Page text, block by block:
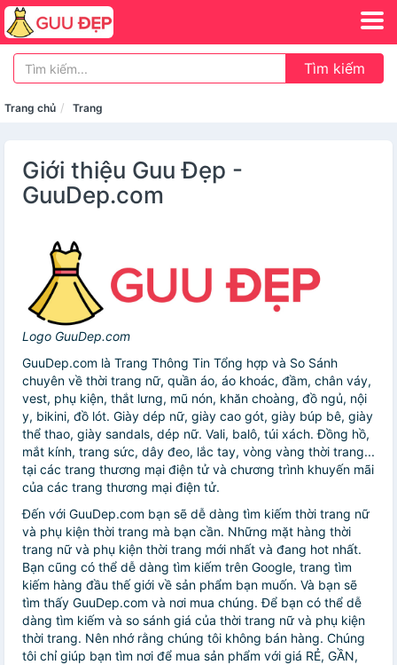
Tìm kiếm
Trang chủ Trang
Giới thiệu Guu Đẹp -
GuuDep.com
Logo GuuDep.com
GuuDep.com là Trang Thông Tin Tổng hợp và So Sánh
chuyên về thời trang nữ, quần áo, áo khoác, đầm, chân váy,
vest, phụ kiện, thắt lưng, mũ nón, khăn choàng, đồ ngủ, nội
y, bikini, đồ lót. Giày dép nữ, giày cao gót, giày búp bê, giày
thể thao, giày sandals, dép nữ. Vali, balô, túi xách. Đồng hồ,
mắt kính, trang sức, dây đeo, lắc tay, vòng vàng thời trang...
tại các trang thương mại điện tử và chương trình khuyến mãi
của các trang thương mại điện tử.
Đến với GuuDep.com bạn sẽ dễ dàng tìm kiếm thời trang nữ
và phụ kiện thời trang mà bạn cần. Những mặt hàng thời
trang nữ và phụ kiện thời trang mới nhất và đang hot nhất.
Bạn cũng có thể dễ dàng tìm kiếm trên Google, trang tìm
kiếm hàng đầu thế giới về sản phẩm bạn muốn. Và bạn sẽ
tìm thấy GuuDep.com và nơi mua chúng. Để bạn có thể dễ
dàng tìm kiếm và so sánh giá của thời trang nữ và phụ kiện
thời trang. Nên nhớ rằng chúng tôi không bán hàng. Chúng
tôi chỉ giúp bạn tìm nơi để mua sản phẩm với giá RẺ, GẦN,